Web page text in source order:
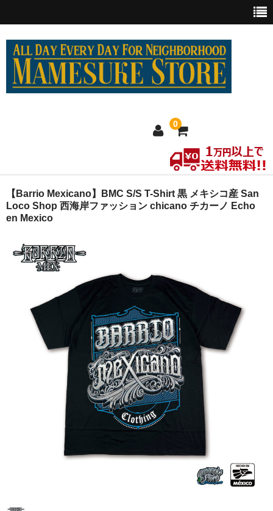
0
ホーム
MEXICO買い付け
新商品
ウェア
全商品（ウェア）
Tシャツ
ロングTシャツ
ゲームシャツ
コーチジャケット
スウェット＆フーディ
【Barrio Mexicano】BMC S/S T-Shirt 黒 メキシコ産 San
Loco Shop 西海岸ファッション chicano チカーノ Echo
en Mexico